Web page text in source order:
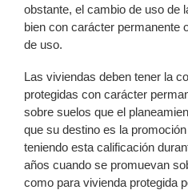
obstante, el cambio de uso de
bien con carácter permanente
de uso.
Las viviendas deben tener la
protegidas con carácter
sobre suelos que el
que su destino es la
teniendo esta calificación
años cuando se promuevan
como para vivienda protegida